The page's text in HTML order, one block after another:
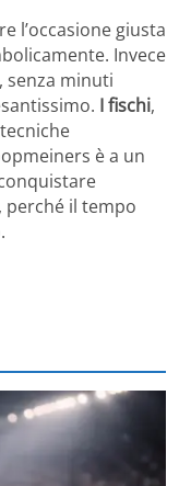
l’occasione giusta
Invece
senza minuti
I fischi,
è a un
perché il tempo